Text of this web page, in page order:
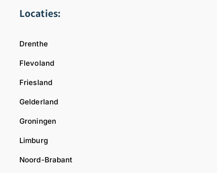
Locaties:
Drenthe
Flevoland
Friesland
Gelderland
Groningen
Limburg
Noord-Brabant